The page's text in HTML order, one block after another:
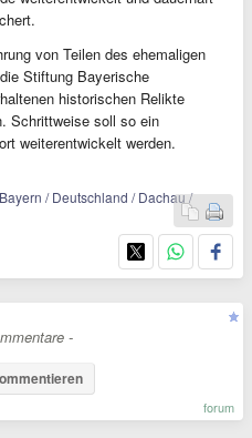
von Teilen des ehemaligen
Stiftung Bayerische
historischen Relikte
Schrittweise soll so ein
weiterentwickelt werden.
/ Deutschland / Dachau /
-
forum